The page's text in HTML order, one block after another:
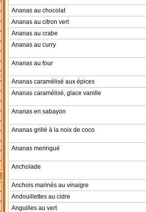
Ananas au chocolat
Ananas au citron vert
Ananas au crabe
Ananas au curry
Ananas au four
Ananas caramélisé aux épices
Ananas caramélisé, glace vanille
Ananas en sabayon
Ananas grillé à la noix de coco
Ananas meringué
Anchoïade
Anchois marinés au vinaigre
Andouillettes au cidre
Anguilles au vert